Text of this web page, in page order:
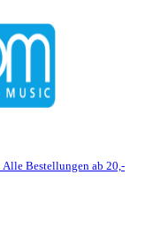
Alle Bestellungen ab 20,-